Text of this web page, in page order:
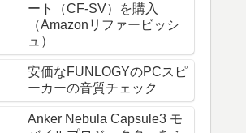
ート（CF-SV）を購入
（Amazonリファービッシ
ュ）
安価なFUNLOGYのPCスピ
ーカーの音質チェック
Anker Nebula Capsule3 モ